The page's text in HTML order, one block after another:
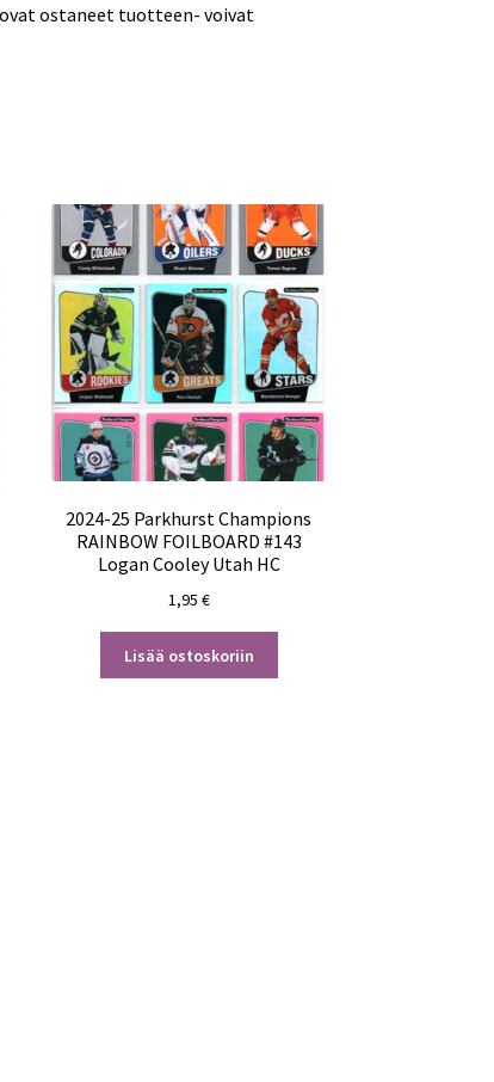
ostaneet tuotteen- voivat
2024-25 Parkhurst Champions
RAINBOW FOILBOARD #143
Logan Cooley Utah HC
1,95 €
Lisää ostoskoriin